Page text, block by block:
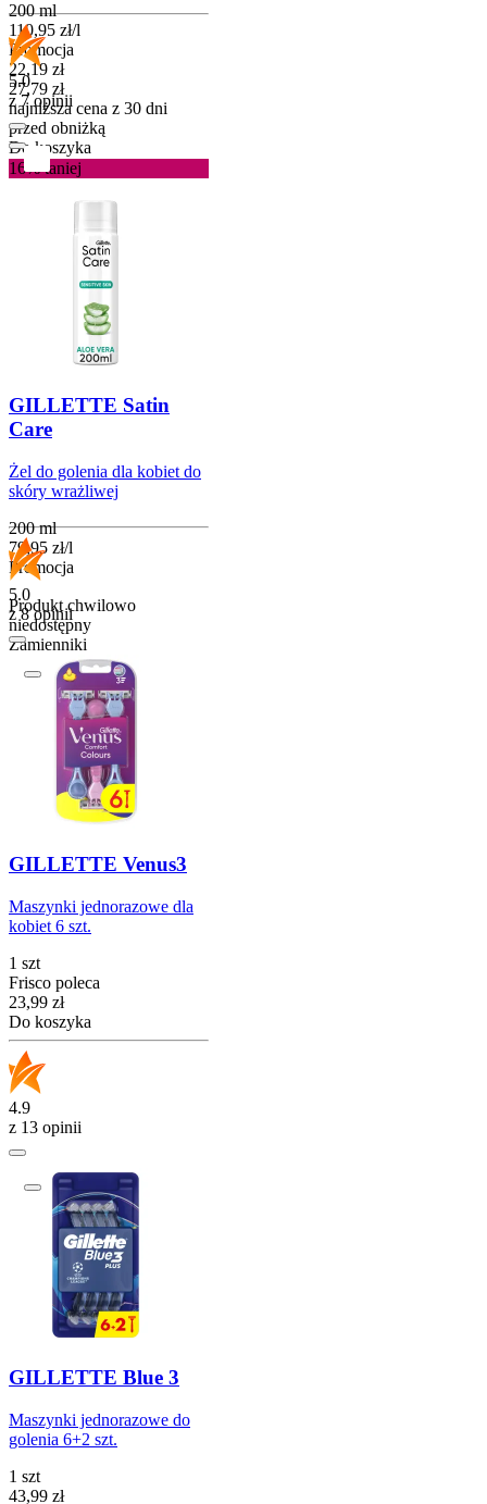
200 ml
110,95 zł/l
Promocja
Cena promocyjna
22,19 zł
27,79 zł
najniższa cena z 30 dni
przed obniżką
Do koszyka
5.0
z 7 opinii
16%taniej
GILLETTE Satin
Care
Żel do golenia dla kobiet do
skóry wrażliwej
200 ml
79,95 zł/l
Promocja
Produkt chwilowo
niedostępny
Zamienniki
5.0
z 8 opinii
GILLETTE Venus3
Maszynki jednorazowe dla
kobiet 6 szt.
1 szt
Frisco poleca
Cena
23,99 zł
Do koszyka
4.9
z 13 opinii
GILLETTE Blue 3
Maszynki jednorazowe do
golenia 6+2 szt.
1 szt
Cena
43,99 zł